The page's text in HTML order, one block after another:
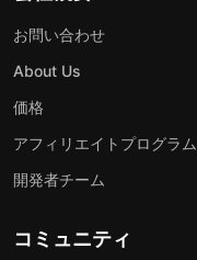
お問い合わせ
About Us
価格
アフィリエイトプログラム
開発者チーム
コミュニティ